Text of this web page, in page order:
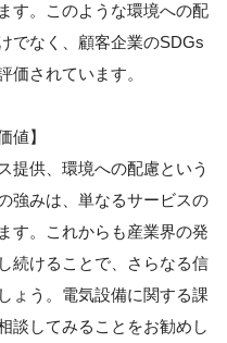
す。このような環境への配
でなく、顧客企業のSDGs
価されています。
値】
提供、環境への配慮という
強みは、単なるサービスの
す。これからも産業界の発
続けることで、さらなる信
ょう。電気設備に関する課
談してみることをお勧めし